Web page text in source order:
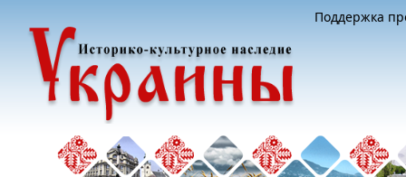
Поддержка